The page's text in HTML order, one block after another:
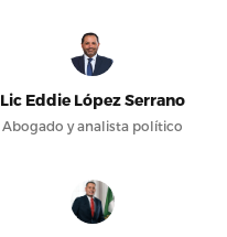
Lic Eddie López Serrano
Abogado y analista político